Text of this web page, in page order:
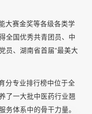
大赛金奖等各级各类学
全国优秀共青团员、中
员、湖南省首届“最美大
分专业排行榜中位于全
了一大批中医药行业翘
务体系中的骨干力量。